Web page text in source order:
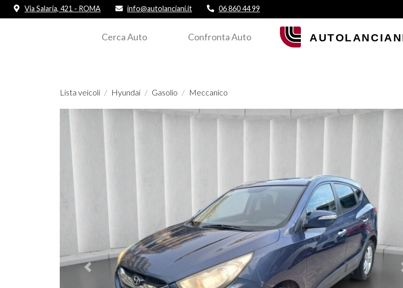
Via Salaria, 421 - ROMA info@autolanciani.it 06 860 44 99
Cerca Auto Confronta Auto
Lista veicoli Hyundai Gasolio Meccanico
Prededente